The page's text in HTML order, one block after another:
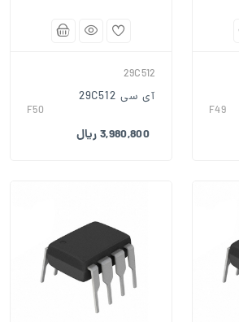
F49
29C512
آی سی 29C512
F50
3,980,800 ریال